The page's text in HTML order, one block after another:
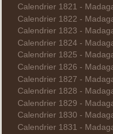
Calendrier 1821 -
Calendrier 1822 -
Calendrier 1823 -
Calendrier 1824 -
Calendrier 1825 -
Calendrier 1826 -
Calendrier 1827 -
Calendrier 1828 -
Calendrier 1829 -
Calendrier 1830 -
Calendrier 1831 -